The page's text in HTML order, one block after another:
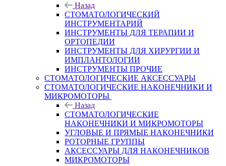
Назад
СТОМАТОЛОГИЧЕСКИЙ
ИНСТРУМЕНТАРИЙ
ИНСТРУМЕНТЫ ДЛЯ ТЕРАПИИ И
ОРТОПЕДИИ
ИНСТРУМЕНТЫ ДЛЯ ХИРУРГИИ И
ИМПЛАНТОЛОГИИ
ИНСТРУМЕНТЫ ПРОЧИЕ
СТОМАТОЛОГИЧЕСКИЕ АКСЕССУАРЫ
СТОМАТОЛОГИЧЕСКИЕ НАКОНЕЧНИКИ И
МИКРОМОТОРЫ
Назад
СТОМАТОЛОГИЧЕСКИЕ
НАКОНЕЧНИКИ И МИКРОМОТОРЫ
УГЛОВЫЕ И ПРЯМЫЕ НАКОНЕЧНИКИ
РОТОРНЫЕ ГРУППЫ
АКСЕССУАРЫ ДЛЯ НАКОНЕЧНИКОВ
МИКРОМОТОРЫ